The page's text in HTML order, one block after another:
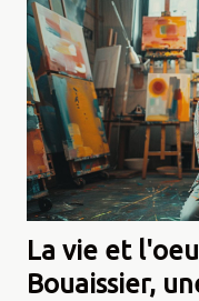
La vie et
Bouaissier,